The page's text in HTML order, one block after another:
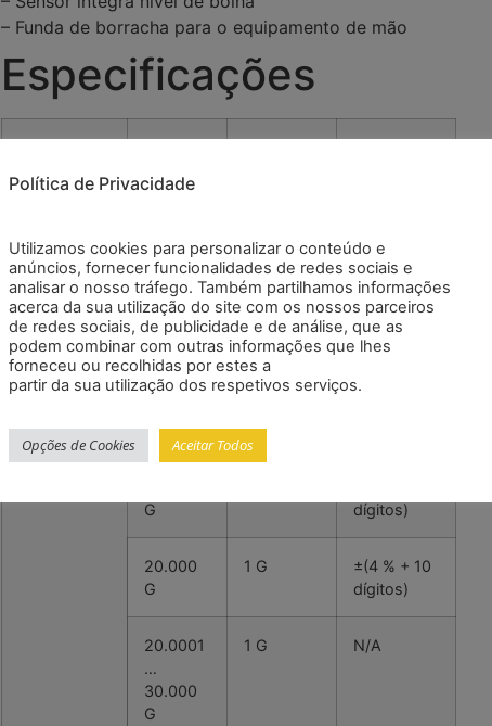
– Funda de borracha para o equipamento de mão
Especificações
2000.0
mT
0,1 mT
±(4 % + 10
dígitos)
2000,1
…
mT
0,1 mT
G
dígitos)
20.000
G
1 G
±(4 % + 10
dígitos)
20.0001
…
30.000
G
1 G N/A
Política de Privacidade
Utilizamos cookies para personalizar o conteúdo e
anúncios, fornecer funcionalidades de redes sociais e
analisar o nosso tráfego. Também partilhamos informações
acerca da sua utilização do site com os nossos parceiros
de redes sociais, de publicidade e de análise, que as
podem combinar com outras informações que lhes
forneceu ou recolhidas por estes a
partir da sua utilização dos respetivos serviços.
Opções de Cookies Aceitar Todos